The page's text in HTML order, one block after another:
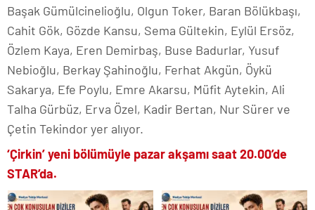
Başak Gümülcinelioğlu, Olgun Toker, Baran Bölükbaşı,
Cahit Gök, Gözde Kansu, Sema Gültekin, Eylül Ersöz,
Özlem Kaya, Eren Demirbaş, Buse Badurlar, Yusuf
Nebioğlu, Berkay Şahinoğlu, Ferhat Akgün, Öykü
Sakarya, Efe Poylu, Emre Akarsu, Müfit Aytekin, Ali
Talha Gürbüz, Erva Özel, Kadir Bertan, Nur Sürer ve
Çetin Tekindor yer alıyor.
‘Çirkin’ yeni bölümüyle pazar akşamı saat 20.00’de
STAR’da.